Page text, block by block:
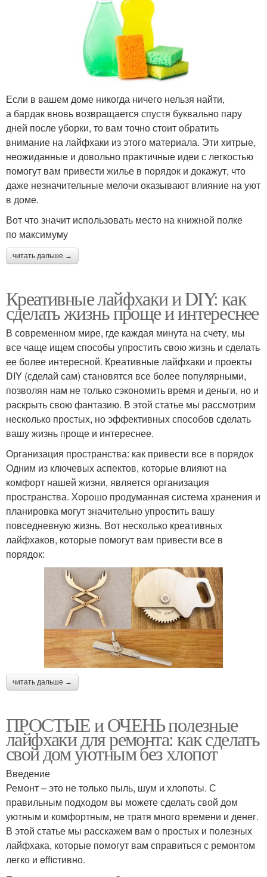
Если в вашем доме никогда ничего нельзя найти,
а бардак вновь возвращается спустя буквально пару
дней после уборки, то вам точно стоит обратить
внимание на лайфхаки из этого материала. Эти хитрые,
неожиданные и довольно практичные идеи с легкостью
помогут вам привести жилье в порядок и докажут, что
даже незначительные мелочи оказывают влияние на уют
в доме.
Вот что значит использовать место на книжной полке
по максимуму
читать дальше →
Креативные лайфхаки и DIY: как
сделать жизнь проще и интереснее
В современном мире, где каждая минута на счету, мы
все чаще ищем способы упростить свою жизнь и сделать
ее более интересной. Креативные лайфхаки и проекты
DIY (сделай сам) становятся все более популярными,
позволяя нам не только сэкономить время и деньги, но и
раскрыть свою фантазию. В этой статье мы рассмотрим
несколько простых, но эффективных способов сделать
вашу жизнь проще и интереснее.
Организация пространства: как привести все в порядок
Одним из ключевых аспектов, которые влияют на
комфорт нашей жизни, является организация
пространства. Хорошо продуманная система хранения и
планировка могут значительно упростить вашу
повседневную жизнь. Вот несколько креативных
лайфхаков, которые помогут вам привести все в
порядок:
читать дальше →
ПРОСТЫЕ и ОЧЕНЬ полезные
лайфхаки для ремонта: как сделать
свой дом уютным без хлопот
Введение
Ремонт – это не только пыль, шум и хлопоты. С
правильным подходом вы можете сделать свой дом
уютным и комфортным, не тратя много времени и денег.
В этой статье мы расскажем вам о простых и полезных
лайфхака, которые помогут вам справиться с ремонтом
легко и efficтивно.